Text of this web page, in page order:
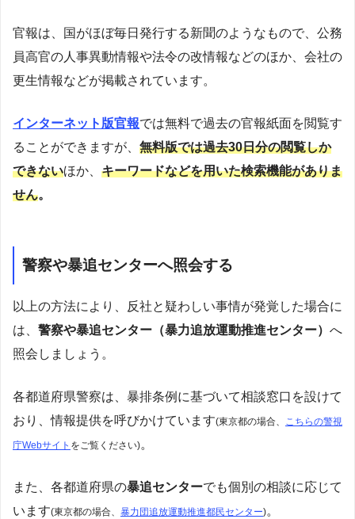
官報は、国がほぼ毎日発行する新聞のようなもので、公務
員高官の人事異動情報や法令の改情報などのほか、会社の
更生情報などが掲載されています。
インターネット版官報では無料で過去の官報紙面を閲覧す
ることができますが、 無料版では過去30日分の閲覧しか
できないほか、 キーワードなどを用いた検索機能がありま
せん。
警察や暴追センターへ照会する
以上の方法により、反社と疑わしい事情が発覚した場合に
は、 警察や暴追センター（暴力追放運動推進センター） へ
照会しましょう。
各都道府県警察は、暴排条例に基づいて相談窓口を設けて
おり、情報提供を呼びかけています(東京都の場合、 こちらの警視
庁Webサイト をご覧ください)。
また、各都道府県の暴追センターでも個別の相談に応じて
います(東京都の場合、 暴力団追放運動推進都民センター)。